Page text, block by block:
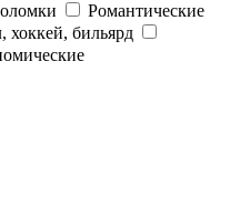
Романтические
хоккей, бильярд